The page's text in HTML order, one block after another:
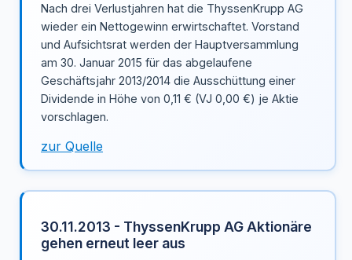
Nach drei Verlustjahren hat die ThyssenKrupp AG
wieder ein Nettogewinn erwirtschaftet. Vorstand
und Aufsichtsrat werden der Hauptversammlung
am 30. Januar 2015 für das abgelaufene
Geschäftsjahr 2013/2014 die Ausschüttung einer
Dividende in Höhe von 0,11 € (VJ 0,00 €) je Aktie
vorschlagen.
zur Quelle
30.11.2013 - ThyssenKrupp AG Aktionäre
gehen erneut leer aus